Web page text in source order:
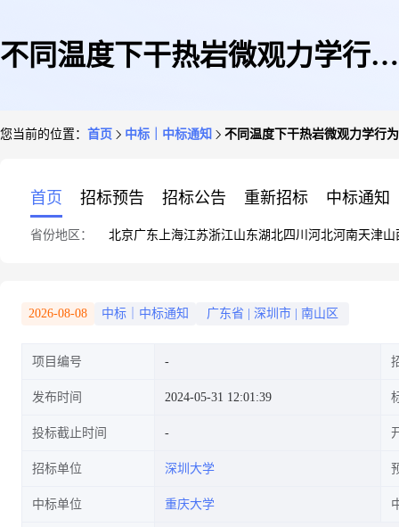
不同温度下干热岩微观力学行为
您当前的位置： 首页 中标｜中标通知 不同温度下干热岩微观力学行
首页 招标预告 招标公告 重新招标 中标通知
省份地区： 北京广东 上海江苏浙江山东湖北四川 河北河南天津山
2026-08-08 中标｜中标通知 广东省 深圳市 南山区
项目编号
发布时间 2024-05-31 12:01:39
投标截止时间
招标单位 深圳大学
中标单位 重庆大学